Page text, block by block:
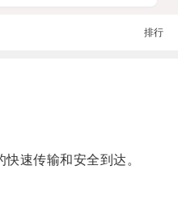
排行
速传输和安全到达。